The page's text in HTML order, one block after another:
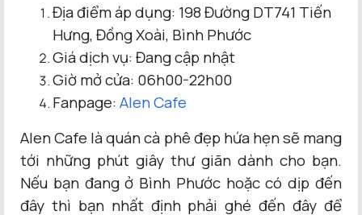
Địa điểm áp dụng: 198 Đường DT741 Tiến
Hưng, Đồng Xoài, Bình Phước
Giá dịch vụ: Đang cập nhật
Giờ mở cửa: 06h00-22h00
Fanpage:Alen Cafe
Alen Cafe là quán cà phê đẹp hứa hẹn sẽ mang
tới những phút giây thư giãn dành cho bạn.
Nếu bạn đang ở Bình Phước hoặc có dịp đến
đây thì bạn nhất định phải ghé đến đây để